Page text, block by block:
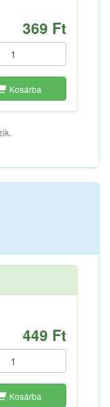
369 Ft
Kosárba
449 Ft
Kosárba